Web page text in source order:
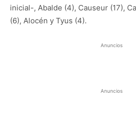
inicial-, Abalde (4), Causeur (17),
(6), Alocén y Tyus (4).
Anuncios
Anuncios